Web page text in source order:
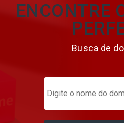
ENCONTRE
Busca de